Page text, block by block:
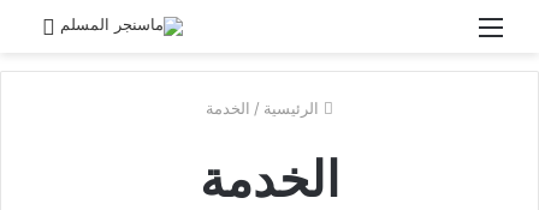
القائمة
الرئيسية / الخدمة
الخدمة